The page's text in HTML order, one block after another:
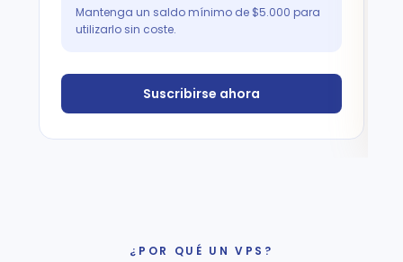
Mantenga un saldo mínimo de $5.000 para
utilizarlo sin coste.
Suscribirse ahora
¿POR QUÉ UN VPS?